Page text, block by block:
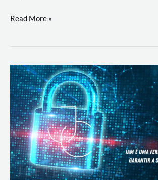
DevSecOps
Prática:
Desenvolvimento,
Segurança
e
Operações
Read More »